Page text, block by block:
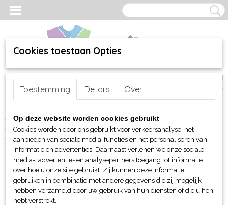
Inloggen Registreren
(0)
Home >webshop>Bed-, Bad-, Keuken en Tafellinnen
Handdoeken en Strandlakens> TC Luxury gasten handdoek
30x50cm
Cookies toestaan Opties
Toestemming Details Over
Op deze website worden cookies gebruikt
Cookies worden door ons gebruikt voor verkeersanalyse, het
aanbieden van sociale media-functies en het personaliseren van
informatie en advertenties. Daarnaast verlenen we onze sociale
media-, advertentie- en analysepartners toegang tot informatie
over hoe u onze site gebruikt. Zij kunnen deze informatie
gebruiken in combinatie met andere gegevens die zij mogelijk
hebben verzameld door uw gebruik van hun diensten of die u hen
hebt verstrekt.